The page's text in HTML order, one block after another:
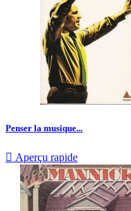
Penser la musique...
 Aperçu rapide